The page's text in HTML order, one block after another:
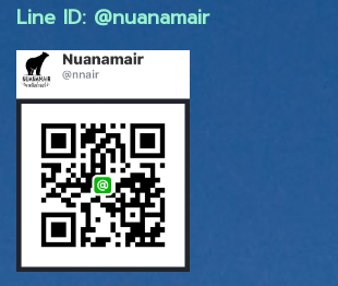
Line ID: @nuanamair